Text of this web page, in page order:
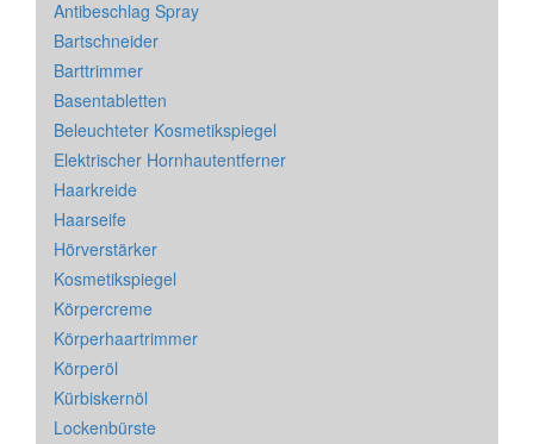
Antibeschlag Spray
Bartschneider
Barttrimmer
Basentabletten
Beleuchteter Kosmetikspiegel
Elektrischer Hornhautentferner
Haarkreide
Haarseife
Hörverstärker
Kosmetikspiegel
Körpercreme
Körperhaartrimmer
Körperöl
Kürbiskernöl
Lockenbürste